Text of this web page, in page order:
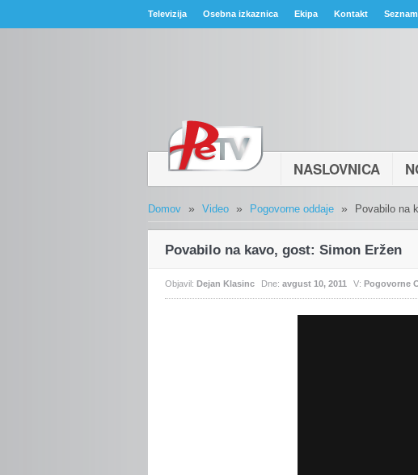
Televizija Osebna izkaznica Ekipa Kontakt
NASLOVNICA
Domov » Video » Pogovorne oddaje » Povabilo na
Povabilo na kavo, gost: Simon Eržen
Objavil: Dejan Klasinc Dne: avgust 10, 2011 V: Pogovorne